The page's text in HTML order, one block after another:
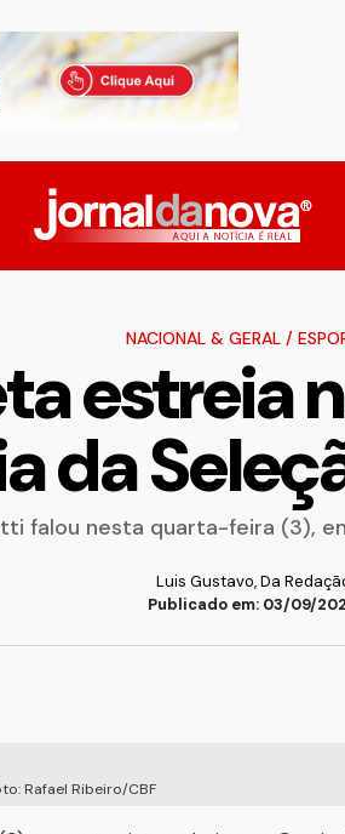
NACIONAL & GERAL /
estreia
da
falou nesta quarta-feira (3),
Luis Gustavo, Da
Publicado em: 03/09/
Rafael Ribeiro/CBF